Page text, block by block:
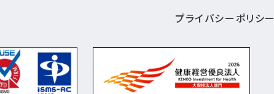
プライバシーポリシー